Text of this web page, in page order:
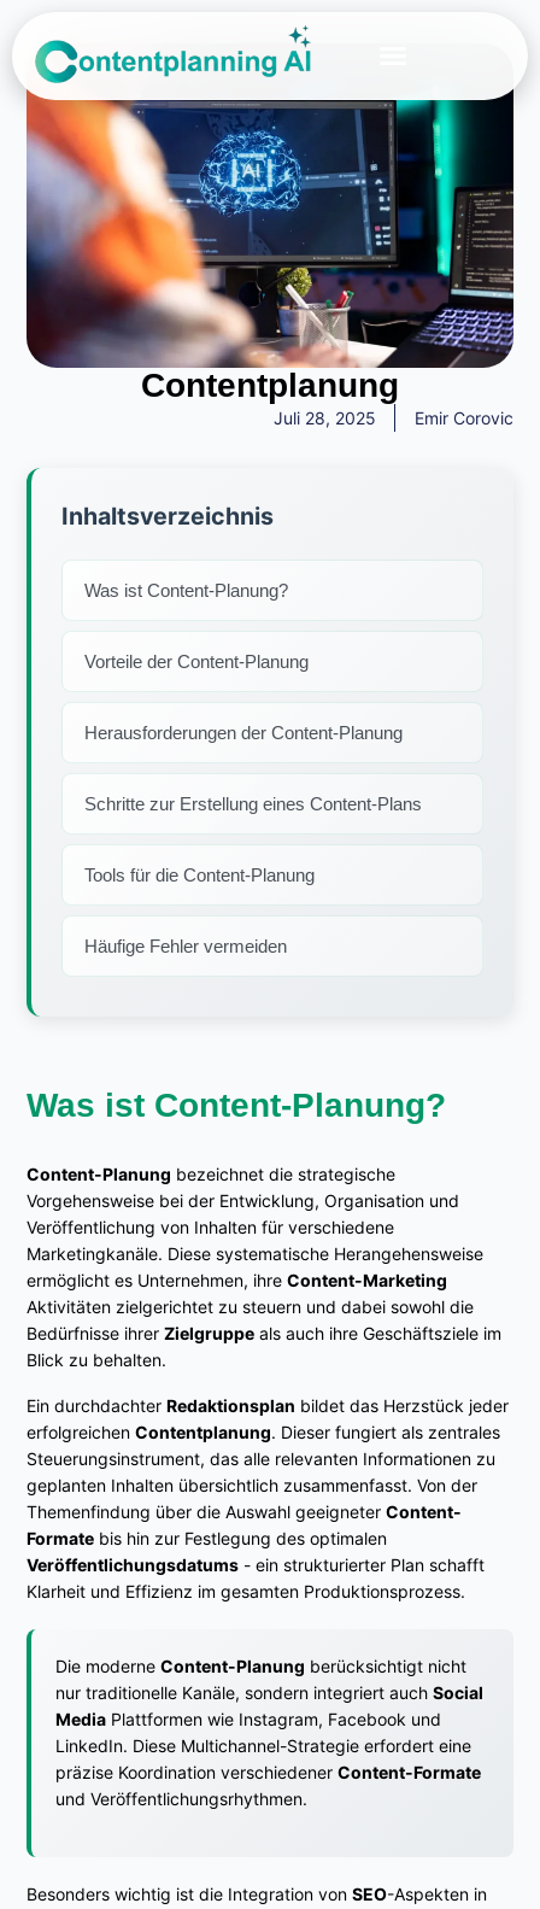
Contentplanung
Juli 28, 2025 Emir Corovic
Inhaltsverzeichnis
Was ist Content-Planung?
Vorteile der Content-Planung
Herausforderungen der Content-Planung
Schritte zur Erstellung eines Content-Plans
Tools für die Content-Planung
Häufige Fehler vermeiden
Was ist Content-Planung?
Content-Planung bezeichnet die strategische
Vorgehensweise bei der Entwicklung, Organisation und
Veröffentlichung von Inhalten für verschiedene
Marketingkanäle. Diese systematische Herangehensweise
ermöglicht es Unternehmen, ihreContent-Marketing
Aktivitäten zielgerichtet zu steuern und dabei sowohl die
Bedürfnisse ihrerZielgruppe als auch ihre Geschäftsziele im
Blick zu behalten.
Ein durchdachterRedaktionsplan bildet das Herzstück jeder
erfolgreichenContentplanung. Dieser fungiert als zentrales
Steuerungsinstrument, das alle relevanten Informationen zu
geplanten Inhalten übersichtlich zusammenfasst. Von der
Themenfindung über die Auswahl geeigneterContent-
Formate bis hin zur Festlegung des optimalen
Veröffentlichungsdatums - ein strukturierter Plan schafft
Klarheit und Effizienz im gesamten Produktionsprozess.
Die moderneContent-Planung berücksichtigt nicht
nur traditionelle Kanäle, sondern integriert auchSocial
Media Plattformen wie Instagram, Facebook und
LinkedIn. Diese Multichannel-Strategie erfordert eine
präzise Koordination verschiedenerContent-Formate
und Veröffentlichungsrhythmen.
Besonders wichtig ist die Integration vonSEO-Aspekten in